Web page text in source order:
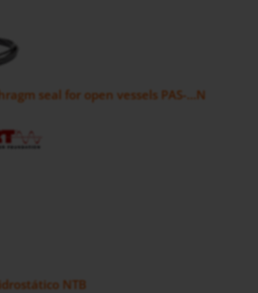
seal for open vessels PAS-...N
NTB